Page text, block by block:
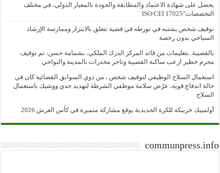
يحصل على شهادة الاعتماد والمطابقة والجودة بالمعيار الدولي، في مختلف
التخصصات”ISO/CEI 17025
توقيف شخص يشتبه في تورطه في قضية تتعلق بالابتزاز وممارسة الإرشاد
السياحي بدون رخصة
بالقصيبة..بتعليمات من قائد المركز الدرك الملكي، بشمامة حسن، تم توقيف
مجرم خطير ارعب ساكنة القصيبة وتاجر مخدرات بالمدينة والنواحي
استعمال السلاح الوظيفي لتوقيف شخص ، من ذوي السوابق القضائية كان في
حالة اندفاع قوية، عرّض سلامة موظفي الشرطة لتهديد جدي ووشيك باستعمال
السلاح
أولمبيك خريبكة للكرة الحديدية يوقع مشاركة متميزة في كأس العرش 2026
communpress.info